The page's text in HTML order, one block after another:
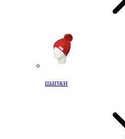
шапки